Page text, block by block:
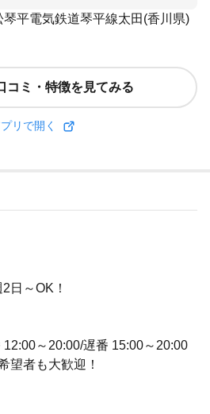
平電気鉄道琴平線太田(香川県)
コミ・特徴を見てみる
リで開く
日～OK！
～20:00/遅番 15:00～20:00
望者も大歓迎！